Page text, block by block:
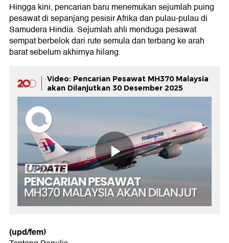
Hingga kini, pencarian baru menemukan sejumlah puing
pesawat di sepanjang pesisir Afrika dan pulau-pulau di
Samudera Hindia. Sejumlah ahli menduga pesawat
sempat berbelok dari rute semula dan terbang ke arah
barat sebelum akhirnya hilang.
Video: Pencarian Pesawat MH370 Malaysia
akan Dilanjutkan 30 Desember 2025
(upd/fem)